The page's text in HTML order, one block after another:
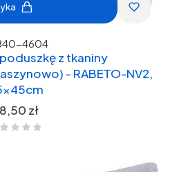
4604
z tkaniny
- RABETO-NV2,
zł